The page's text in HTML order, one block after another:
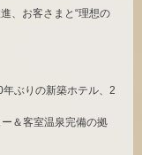
、お客さまと“理想の
年ぶりの新築ホテル、2
＆客室温泉完備の拠